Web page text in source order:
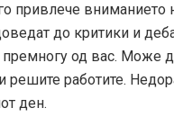
привлече вниманието
до критики и
премногу од вас.
решите работите.
ден.